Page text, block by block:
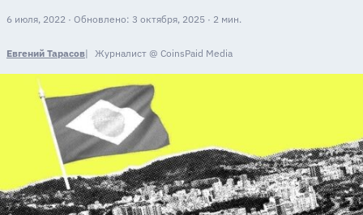
6 июля, 2022 · Обновлено: 3 октября, 2025 · 2 мин.
Евгений Тарасов Журналист @ CoinsPaid Media